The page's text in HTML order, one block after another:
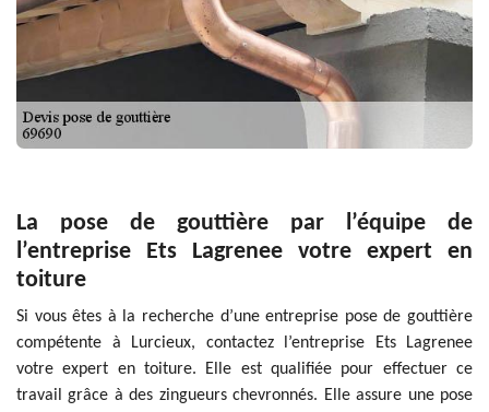
La pose de gouttière par l’équipe de
l’entreprise Ets Lagrenee votre expert en
toiture
Si vous êtes à la recherche d’une entreprise pose de gouttière
compétente à Lurcieux, contactez l’entreprise Ets Lagrenee
votre expert en toiture. Elle est qualifiée pour effectuer ce
travail grâce à des zingueurs chevronnés. Elle assure une pose